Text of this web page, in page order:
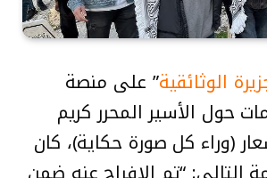
الوثائقية” على منصة
حول الأسير المحرر كريم
(وراء كل صورة حكاية)، كان